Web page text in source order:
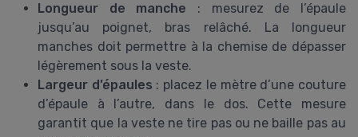
Longueur de manche : mesurez de l’épaule
jusqu’au poignet, bras relâché. La longueur
manches doit permettre à la chemise de dépasser
légèrement sous la veste.
Largeur d’épaules : placez le mètre d’une couture
d’épaule à l’autre, dans le dos. Cette mesure
garantit que la veste ne tire pas ou ne baille pas au